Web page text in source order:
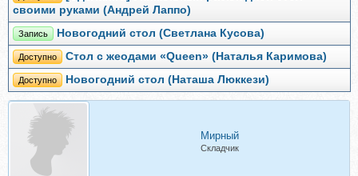
своими руками (Андрей Лаппо)
Запись Новогодний стол (Светлана Кусова)
Доступно Стол с жеодами «Queen» (Наталья Каримова)
Доступно Новогодний стол (Наташа Люккези)
Мирный
Складчик